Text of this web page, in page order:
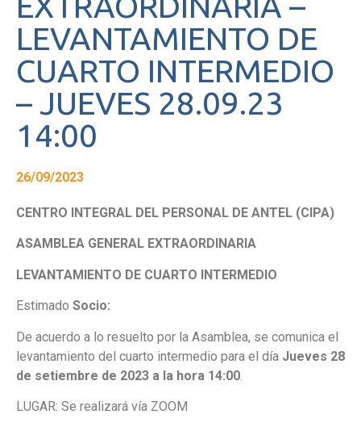
LEVANTAMIENTO DE
CUARTO INTERMEDIO
– JUEVES 28.09.23
14:00
26/09/2023
CENTRO INTEGRAL DEL PERSONAL DE ANTEL (CIPA)
ASAMBLEA GENERAL EXTRAORDINARIA
LEVANTAMIENTO DE CUARTO INTERMEDIO
Estimado Socio:
De acuerdo a lo resuelto por la Asamblea, se comunica el
levantamiento del cuarto intermedio para el día Jueves 28
de setiembre de 2023 a la hora 14:00
LUGAR: Se realizará vía ZOOM